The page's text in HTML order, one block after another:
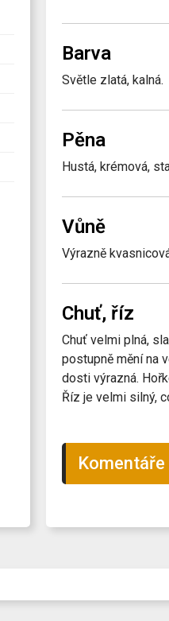
Barva
Světle zlatá, kalná.
Pěna
Hustá, krémová,
Vůně
Výrazně
Chuť, říz
Chuť velmi plná,
postupně mění na
dosti výrazná.
Říz je velmi silný,